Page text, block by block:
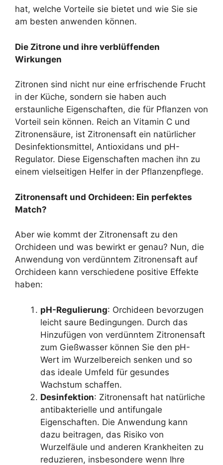
hat, welche Vorteile sie bietet und wie Sie sie
am besten anwenden können.
Die Zitrone und ihre verblüffenden
Wirkungen
Zitronen sind nicht nur eine erfrischende Frucht
in der Küche, sondern sie haben auch
erstaunliche Eigenschaften, die für Pflanzen von
Vorteil sein können. Reich an Vitamin C und
Zitronensäure, ist Zitronensaft ein natürlicher
Desinfektionsmittel, Antioxidans und pH-
Regulator. Diese Eigenschaften machen ihn zu
einem vielseitigen Helfer in der Pflanzenpflege.
Zitronensaft und Orchideen: Ein perfektes
Match?
Aber wie kommt der Zitronensaft zu den
Orchideen und was bewirkt er genau? Nun, die
Anwendung von verdünntem Zitronensaft auf
Orchideen kann verschiedene positive Effekte
haben:
pH-Regulierung: Orchideen bevorzugen
leicht saure Bedingungen. Durch das
Hinzufügen von verdünntem Zitronensaft
zum Gießwasser können Sie den pH-
Wert im Wurzelbereich senken und so
das ideale Umfeld für gesundes
Wachstum schaffen.
Desinfektion: Zitronensaft hat natürliche
antibakterielle und antifungale
Eigenschaften. Die Anwendung kann
dazu beitragen, das Risiko von
Wurzelfäule und anderen Krankheiten zu
reduzieren, insbesondere wenn Ihre